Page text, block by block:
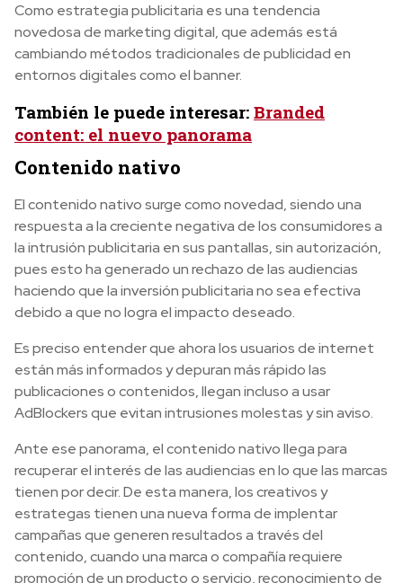
Como estrategia publicitaria es una tendencia
novedosa de marketing digital, que además está
cambiando métodos tradicionales de publicidad en
entornos digitales como el banner.
También le puede interesar: Branded
content: el nuevo panorama
Contenido nativo
El contenido nativo surge como novedad, siendo una
respuesta a la creciente negativa de los consumidores a
la intrusión publicitaria en sus pantallas, sin autorización,
pues esto ha generado un rechazo de las audiencias
haciendo que la inversión publicitaria no sea efectiva
debido a que no logra el impacto deseado.
Es preciso entender que ahora los usuarios de internet
están más informados y depuran más rápido las
publicaciones o contenidos, llegan incluso a usar
AdBlockers que evitan intrusiones molestas y sin aviso.
Ante ese panorama, el contenido nativo llega para
recuperar el interés de las audiencias en lo que las marcas
tienen por decir. De esta manera, los creativos y
estrategas tienen una nueva forma de implentar
campañas que generen resultados a través del
contenido, cuando una marca o compañía requiere
promoción de un producto o servicio, reconocimiento de